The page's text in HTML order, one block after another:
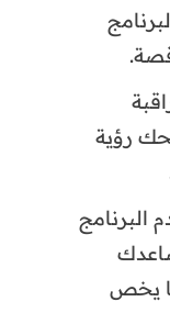
رؤية
البرنامج
يخص